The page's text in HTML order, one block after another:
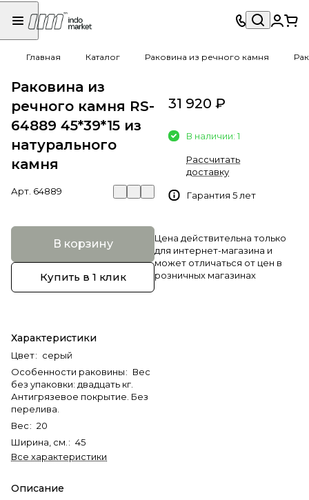
Главная Каталог Раковина из речного камня
Раковина из
речного камня RS-
64889 45*39*15 из
натурального
камня
Арт. 64889
В корзину
Купить в 1 клик
Характеристики
Цвет: серый
Особенности раковины: Вес
без упаковки: двадцать кг.
Антигрязевое покрытие. Без
перелива.
Вес: 20
Ширина, см. : 45
Все характеристики
Описание
31 920 ₽
В наличии: 1
Рассчитать
доставку
Гарантия 5 лет
Цена действительна только
для интернет-магазина и
может отличаться от цен в
розничных магазинах